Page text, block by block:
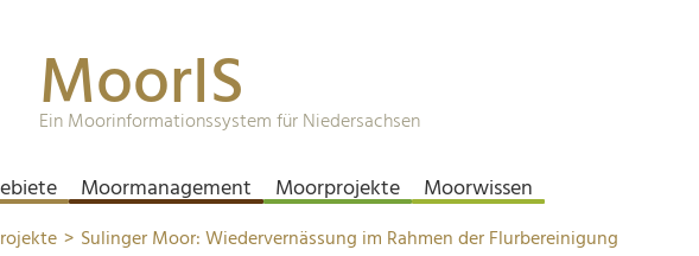
MoorIS
Ein Moorinformationssystem für Niedersachsen
Moormanagement Moorprojekte Moorwissen
Sulinger Moor: Wiedervernässung im Rahmen der Flurbereinigung